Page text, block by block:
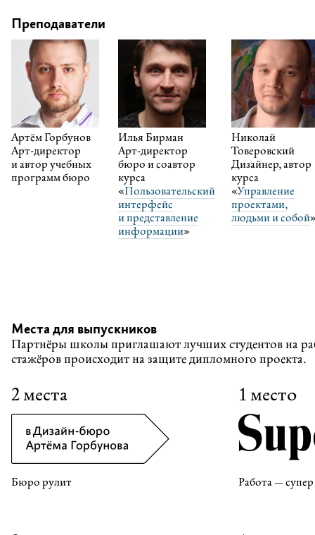
Преподаватели
Артём Горбунов
Арт-директор
и автор учебных
программ бюро
Илья Бирман
Арт-директор
бюро и соавтор
курса
«Пользовательский
интерфейс
и представление
информации»
Николай
Товеровский
Дизайнер, автор
курса
«Управление
проектами,
людьми и собой
Места для выпускников
Партнёры школы приглашают лучших студентов на
стажёров происходит на защите дипломного проекта.
2 места 1 место
Бюро рулит Работа — супер